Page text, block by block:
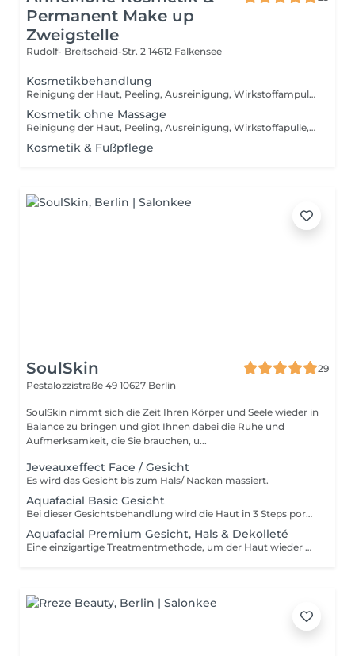
Permanent Make up
Zweigstelle
Rudolf- Breitscheid-Str. 2 14612 Falkensee
Kosmetikbehandlung
Reinigung der Haut, Peeling, Ausreinigung, Wirkstoffampulle, Massage, Maske, Abschlusspflege
Kosmetik ohne Massage
Reinigung der Haut, Peeling, Ausreinigung, Wirkstoffapulle, Maske, Abschlusspflege
Kosmetik & Fußpflege
SoulSkin
29
Pestalozzistraße 49 10627 Berlin
SoulSkin nimmt sich die Zeit Ihren Körper und Seele wieder in
Balance zu bringen und gibt Ihnen dabei die Ruhe und
Aufmerksamkeit, die Sie brauchen, u...
Jeveauxeffect Face / Gesicht
Es wird das Gesicht bis zum Hals/ Nacken massiert.
Aquafacial Basic Gesicht
Bei dieser Gesichtsbehandlung wird die Haut in 3 Steps porentief gereinigt und Unreinheiten sanft entfernt. Die perfekte Kombination aus AHA, BHA und hauttypgerechten pflegenden Wirkstoffsolution, wird mit Hilfe von zwei verschiedenen Handstücken aufgetragen und via Vakuum wieder abgesaugt, um das Hautbild sichtbar zu verfeinern. Für reinere Haut mit dem gewissen Glow!
Aquafacial Premium Gesicht, Hals & Dekolleté
Eine einzigartige Treatmentmethode, um der Haut wieder mehr Strahlkraft zu verleihen und den sichtbaren Zeichen der Zeit entgegenzuwirken. Der Behandlungsablauf inkludiert die Schritte der Basic Behandlung und zusätzlich die Anwendung einer aufpolsternden und liftenden BioCellulose Maske. Die enthaltenen kurz- und langkettigen Hyaluronsäuren, sowie der liftende Planktonextrakt der Tuchmaske intensivieren die Anti-Aging Wirkung.